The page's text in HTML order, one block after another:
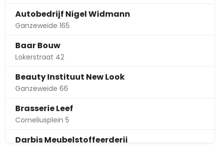
Autobedrijf Nigel Widmann
Ganzeweide 165
Baar Bouw
Lokerstraat 42
Beauty Instituut New Look
Ganzeweide 66
Brasserie Leef
Corneliusplein 5
Darbis Meubelstoffeerderij